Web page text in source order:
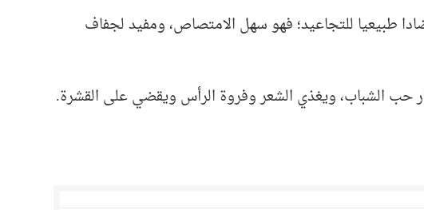
طبيعيا للتجاعيد؛ فهو سهل الامتصاص، ومفيد لجفاف
حب الشباب، ويغذي الشعر وفروة الرأس ويقضي على القشرة.